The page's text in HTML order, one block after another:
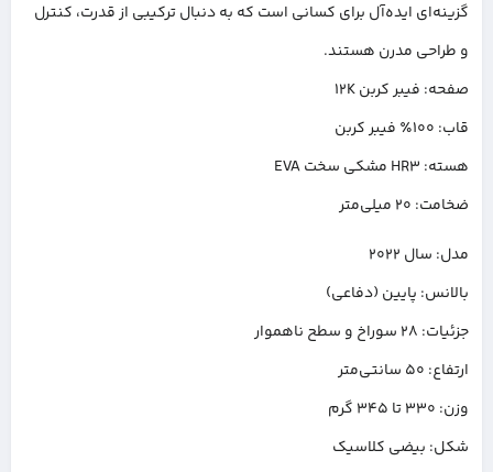
گزینه‌ای ایده‌آل برای کسانی است که به دنبال ترکیبی از قدرت، کنترل
و طراحی مدرن هستند.
صفحه: فیبر کربن ۱۲K
قاب: ۱۰۰٪ فیبر کربن
هسته: HR3 مشکی سخت EVA
ضخامت: ۲۰ میلی‌متر
مدل: سال ۲۰۲۲
بالانس: پایین (دفاعی)
جزئیات: ۲۸ سوراخ و سطح ناهموار
ارتفاع: ۵۰ سانتی‌متر
وزن: ۳۳۰ تا ۳۴۵ گرم
شکل: بیضی کلاسیک